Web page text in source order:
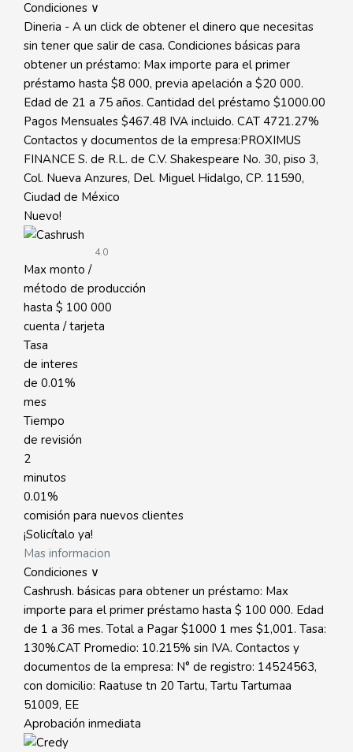
Condiciones ∨
Dineria - A un click de obtener el dinero que necesitas
sin tener que salir de casa. Condiciones básicas para
obtener un préstamo: Max importe para el primer
préstamo hasta $8 000, previa apelación a $20 000.
Edad de 21 a 75 años. Cantidad del préstamo $1000.00
Pagos Mensuales $467.48 IVA incluido. CAT 4721.27%
Contactos y documentos de la empresa:PROXIMUS
FINANCE S. de R.L. de C.V. Shakespeare No. 30, piso 3,
Col. Nueva Anzures, Del. Miguel Hidalgo, CP. 11590,
Ciudad de México
Nuevo!
4.0
Max monto /
método de producción
hasta $ 100 000
cuenta / tarjeta
Tasa
de interes
de 0.01%
mes
Tiempo
de revisión
2
minutos
0.01%
comisión para nuevos clientes
¡Solicítalo ya!
Mas informacion
Condiciones ∨
Cashrush. básicas para obtener un préstamo: Max
importe para el primer préstamo hasta $ 100 000. Edad
de 1 a 36 mes. Total a Pagar $1000 1 mes $1,001. Tasa:
130%.CAT Promedio: 10.215% sin IVA. Contactos y
documentos de la empresa: N° de registro: 14524563,
con domicilio: Raatuse tn 20 Tartu, Tartu Tartumaa
51009, EE
Aprobación inmediata